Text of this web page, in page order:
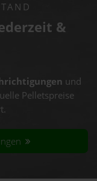
&
und
Pelletspreise